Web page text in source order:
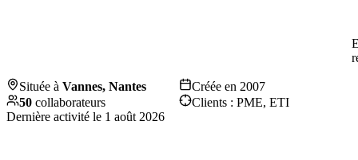
Située à Vannes, Nantes Créée en 2007
50 collaborateurs Clients : PME, ETI
Dernière activité le 1 août 2026